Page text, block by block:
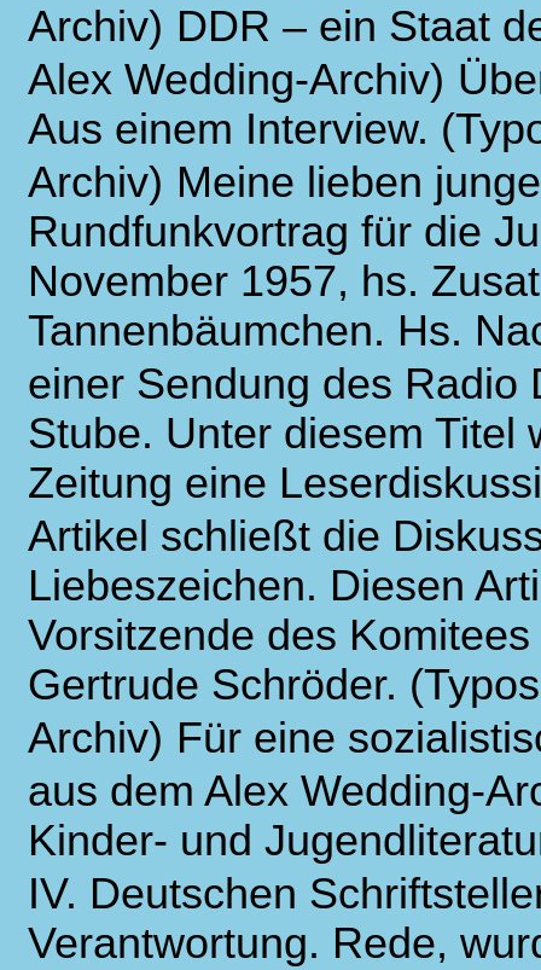
Archiv) DDR – ein Staat
Alex Wedding-Archiv)
Aus einem Interview.
Archiv) Meine lieben
Rundfunkvortrag für die
November 1957, hs.
Tannenbäumchen. Hs.
einer Sendung des Radio
Stube. Unter diesem Titel
Zeitung eine
Artikel schließt die
Liebeszeichen. Diesen
Vorsitzende des
Gertrude Schröder.
Archiv) Für eine
aus dem Alex Wedding-
Kinder- und
IV. Deutschen
Verantwortung. Rede,